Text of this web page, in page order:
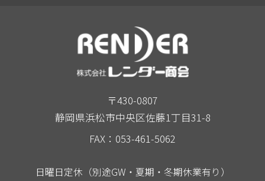
〒430-0807
静岡県浜松市中央区佐藤1丁目31-8
FAX：053-461-5062
日曜日定休（別途GW・夏期・冬期休業有り）